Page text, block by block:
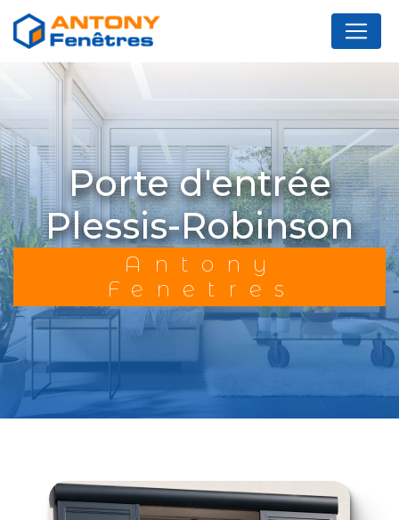
porte d'entrée
Plessis-Robinson
Antony
Fenetres
Panneau de gestion des cookies